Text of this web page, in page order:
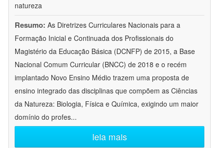
natureza
Resumo: As Diretrizes Curriculares Nacionais para a
Formação Inicial e Continuada dos Profissionais do
Magistério da Educação Básica (DCNFP) de 2015, a Base
Nacional Comum Curricular (BNCC) de 2018 e o recém
implantado Novo Ensino Médio trazem uma proposta de
ensino integrado das disciplinas que compõem as Ciências
da Natureza: Biologia, Física e Química, exigindo um maior
domínio do profes...
leia mais